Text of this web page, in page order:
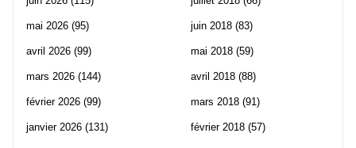
mai 2026 (95)
avril 2026 (99)
mars 2026 (144)
février 2026 (99)
janvier 2026 (131)
juin 2018 (83)
mai 2018 (59)
avril 2018 (88)
mars 2018 (91)
février 2018 (57)